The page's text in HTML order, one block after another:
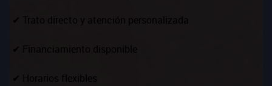
✔ Trato directo y atención personalizada
✔ Financiamiento disponible
✔ Horarios flexibles